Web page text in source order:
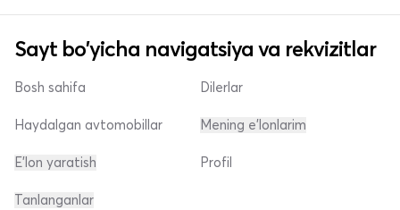
Sayt bo'yicha navigatsiya va rekvizitlar
Bosh sahifa
Haydalgan avtomobillar
E'lon yaratish
Dilerlar
Mening e'lonlarim
Profil
Tanlanganlar